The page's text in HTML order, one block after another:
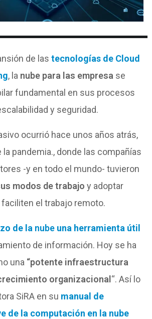
de lastecnologías de Cloud
, la nube para las empresa se
fundamental en sus procesos
y seguridad.
ocurrió hace unos años atrás,
la pandemia., donde las compañías
-y en todo el mundo- tuvieron
modos de trabajo y adoptar
el trabajo remoto.
de la nube una herramienta útil
de información. Hoy se ha
una “potente infraestructura
organizacional“. Así lo
SiRA en su manual de
de la computación en la nube